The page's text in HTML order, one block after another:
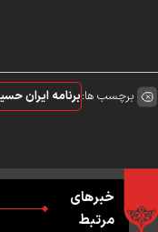
برچسب ها:برنامه ایران حسین
خبرهای
مرتبط